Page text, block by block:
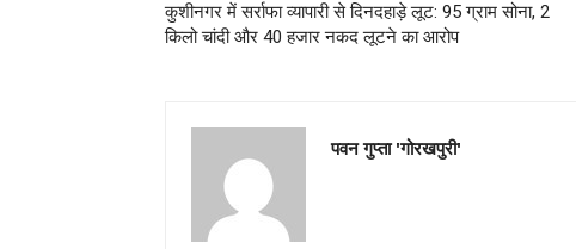
कुशीनगर में सर्राफा व्यापारी से दिनदहाड़े लूट: 95 ग्राम सोना, 2
किलो चांदी और 40 हजार नकद लूटने का आरोप
पवन गुप्ता 'गोरखपुरी'